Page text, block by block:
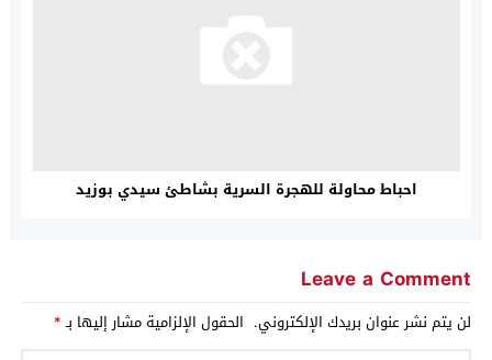
احباط محاولة للهجرة السرية بشاطئ سيدي بوزيد
Leave a Comment
لن يتم نشر عنوان بريدك الإلكتروني. الحقول الإلزامية مشار إليها بـ*